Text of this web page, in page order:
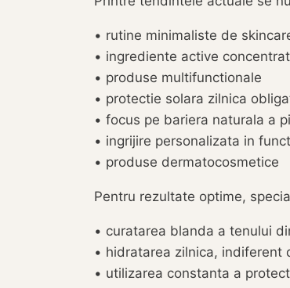
• rutine minimaliste de
• ingrediente active
• produse multifunctionale
• protectie solara zilnica
• focus pe bariera naturala a
• ingrijire personalizata in
• produse dermatocosmetice
Pentru rezultate optime,
• curatarea blanda a tenului
• hidratarea zilnica, indiferent
• utilizarea constanta a